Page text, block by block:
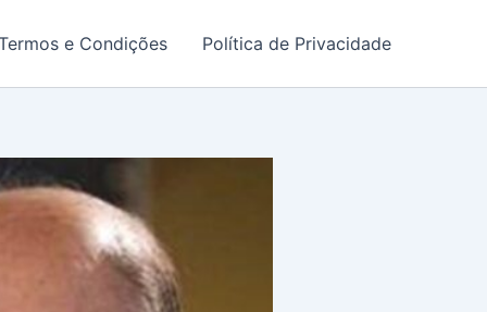
e Condições Política de Privacidade